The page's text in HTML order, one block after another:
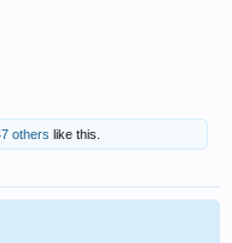
others like this.